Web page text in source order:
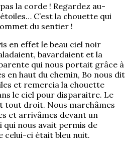
la corde ! Regardez au-
C’est la chouette qui
du sentier !
en effet le beau ciel noir
bavardaient et la
qui nous portait grâce à
en haut du chemin, Bo nous dit
et remercia la chouette
le ciel pour disparaitre. Le
tout droit. Nous marchâmes
et arrivâmes devant un
nous avait permis de
celui-ci était bleu nuit.